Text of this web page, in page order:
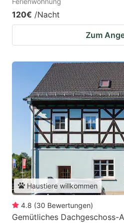
120€ /Nacht
Zum
Haustiere willkommen
4.8 (30 Bewertungen)
Gemütliches Dachgeschoss-